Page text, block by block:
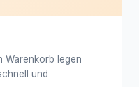
Warenkorb legen
und